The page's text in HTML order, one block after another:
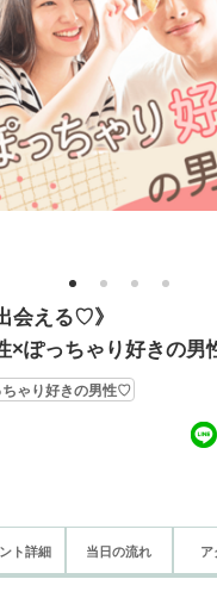
1 2 3 4
会える♡》
×ぽっちゃり好きの男
ちゃり好きの男性♡
ト詳細 当日の流れ ア